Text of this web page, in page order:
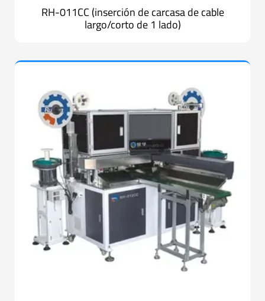
RH-011CC (inserción de carcasa de cable
largo/corto de 1 lado)